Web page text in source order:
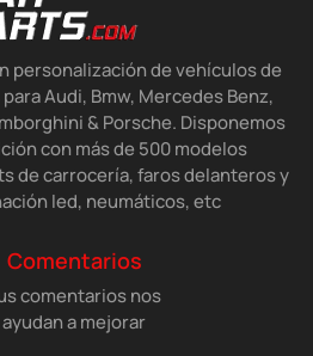
personalización de vehículos de
Audi, Bmw, Mercedes Benz,
& Porsche. Disponemos
con más de 500 modelos
de carrocería, faros delanteros y
led, neumáticos, etc
Comentarios
comentarios nos
ayudan a mejorar